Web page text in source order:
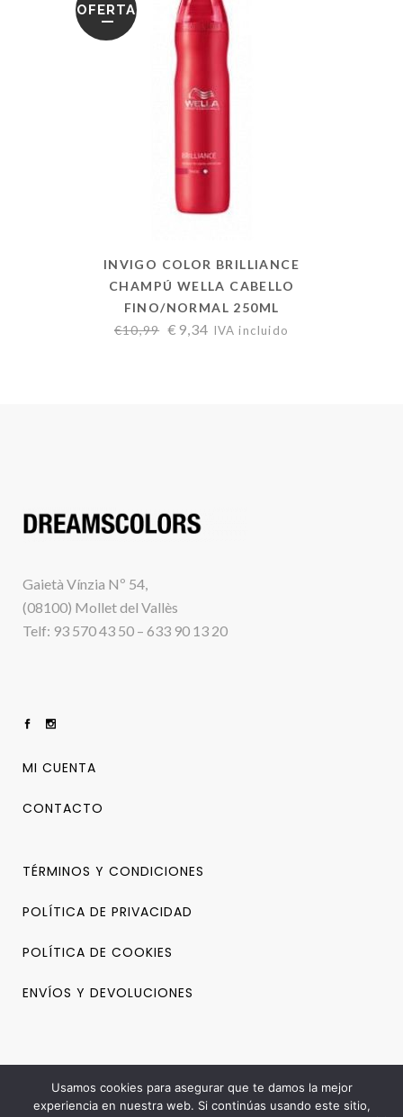
OFERTA
INVIGO COLOR BRILLIANCE
CHAMPÚ WELLA CABELLO
FINO/NORMAL 250ML
€10,99 € 9,34 IVA incluido
Gaietà Vínzia Nº 54,
(08100) Mollet del Vallès
Telf: 93 570 43 50 – 633 90 13 20
MI CUENTA
CONTACTO
TÉRMINOS Y CONDICIONES
POLÍTICA DE PRIVACIDAD
POLÍTICA DE COOKIES
ENVÍOS Y DEVOLUCIONES
Usamos cookies para asegurar que te damos la mejor
experiencia en nuestra web. Si continúas usando este sitio,